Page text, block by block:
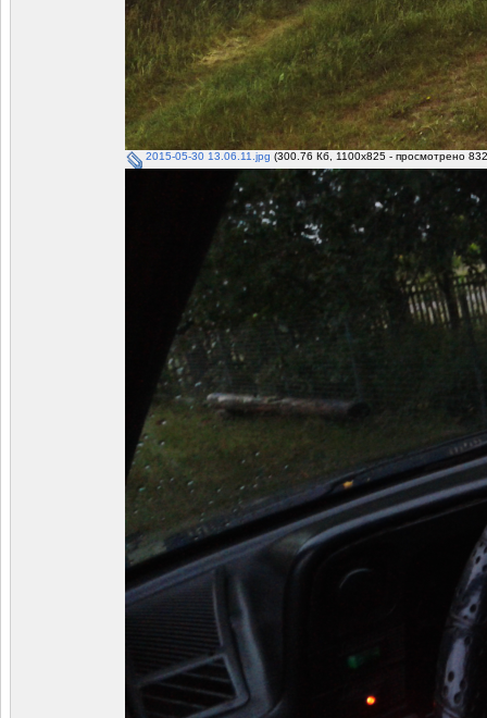
2015-05-30 13.06.11.jpg (300.76 Кб, 1100x825 - просмотрено